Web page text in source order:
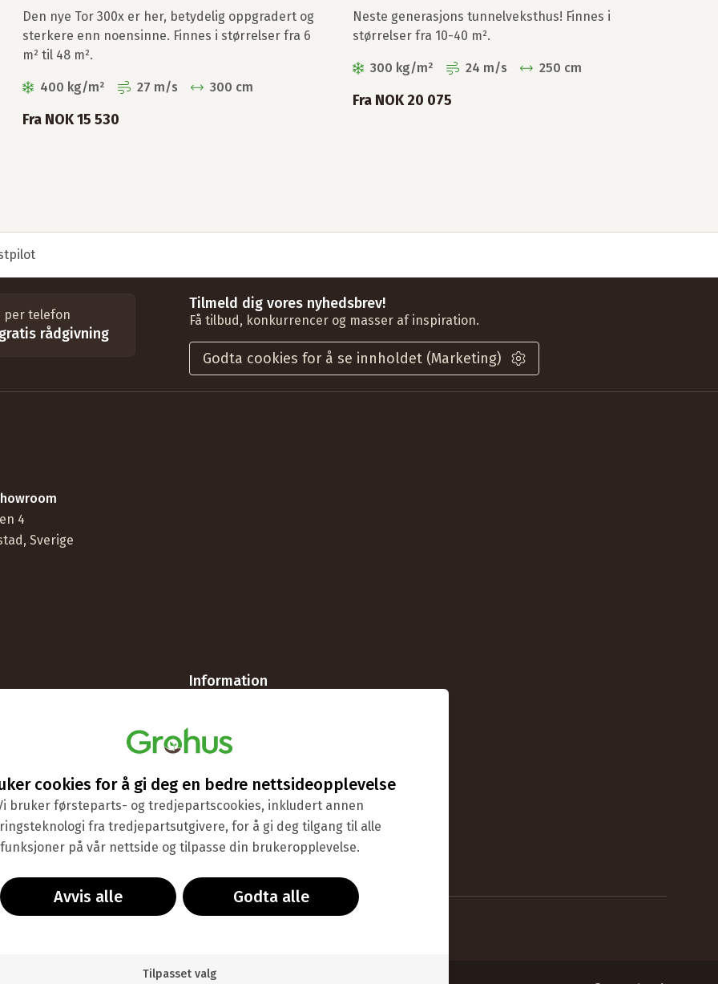
Den nye Tor 300x er her, betydelig oppgradert og
sterkere enn noensinne. Finnes i størrelser fra 6
m² til 48 m².
400 kg/m² 27 m/s 300 cm
Fra NOK 15 530
Neste generasjons tunnelveksthus! Finnes i
størrelser fra 10-40 m².
300 kg/m² 24 m/s 250 cm
Fra NOK 20 075
per telefon
rådgivning
Tilmeld dig vores nyhedsbrev!
Få tilbud, konkurrencer og masser af inspiration.
Godta cookies for å se innholdet (Marketing)
4
Sverige
Information
Butik & showroom
Handle som bedrift
cookies for å gi deg en bedre nettsideopplevelse
bruker førsteparts- og tredjepartscookies, inkludert annen
fra tredjepartsutgivere, for å gi deg tilgang til alle
funksjoner på vår nettside og tilpasse din brukeropplevelse.
Avvis alle Godta alle
Tilpasset valg